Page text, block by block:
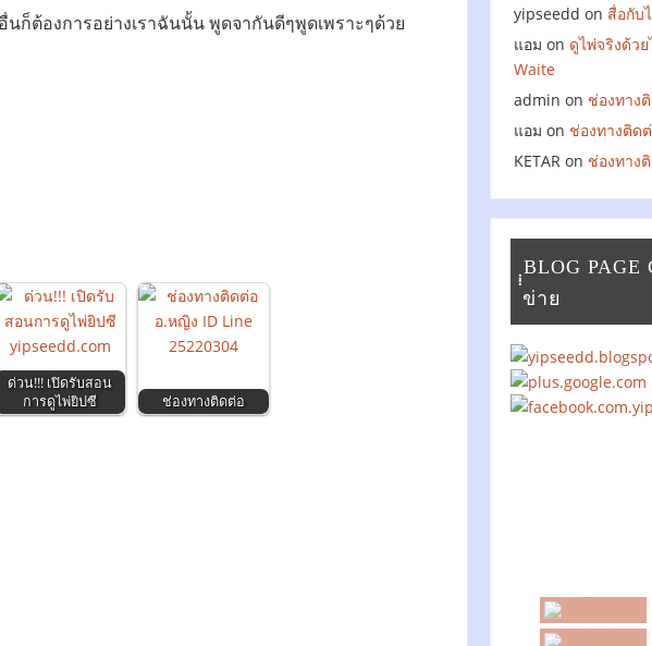
นก็ต้องการอย่างเราฉันนั้น พูดจากันดีๆพูดเพราะๆด้วย
ด่วน!!! เปิดรับสอน
การดูไพ่ยิปซี
ช่องทางติดต่อ
yipseedd on สื่อกับ
แอม on ดูไพ่จริงด้ว
Waite
admin on ช่องทาง
แอม on ช่องทางติด
KETAR on ช่องทาง
BLOG PAGE
ข่าย